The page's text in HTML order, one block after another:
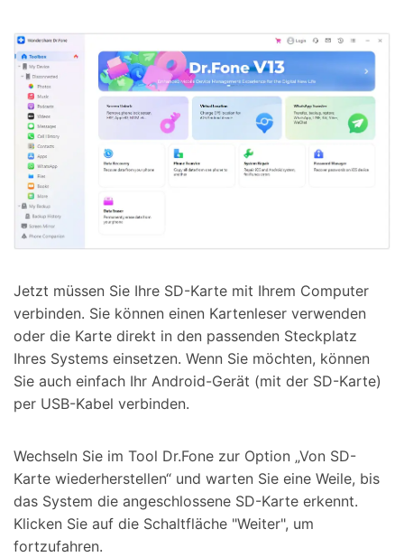
Jetzt müssen Sie Ihre SD-Karte mit Ihrem Computer
verbinden. Sie können einen Kartenleser verwenden
oder die Karte direkt in den passenden Steckplatz
Ihres Systems einsetzen. Wenn Sie möchten, können
Sie auch einfach Ihr Android-Gerät (mit der SD-Karte)
per USB-Kabel verbinden.
Wechseln Sie im Tool Dr.Fone zur Option „Von SD-
Karte wiederherstellen“ und warten Sie eine Weile, bis
das System die angeschlossene SD-Karte erkennt.
Klicken Sie auf die Schaltfläche "Weiter", um
fortzufahren.